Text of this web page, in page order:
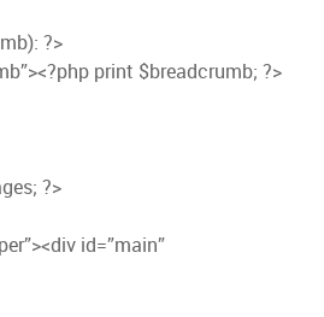
?>
print $breadcrumb; ?>
?>
id=”main”